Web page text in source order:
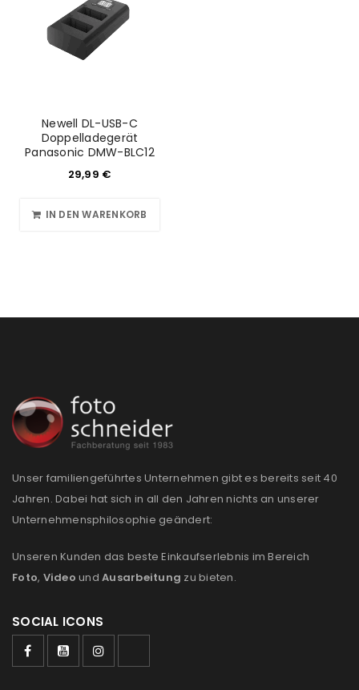
Newell DL-USB-C
Doppelladegerät
Panasonic DMW-BLC12
29,99 €
IN DEN WARENKORB
Unser familiengeführtes Unternehmen gibt es bereits seit 40
Jahren. Dabei hat sich in all den Jahren nichts an unserer
Unternehmensphilosophie geändert:
Unseren Kunden das beste Einkaufserlebnis im Bereich
Foto, Video und Ausarbeitung zu bieten.
SOCIAL ICONS